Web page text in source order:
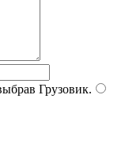
Грузовик.